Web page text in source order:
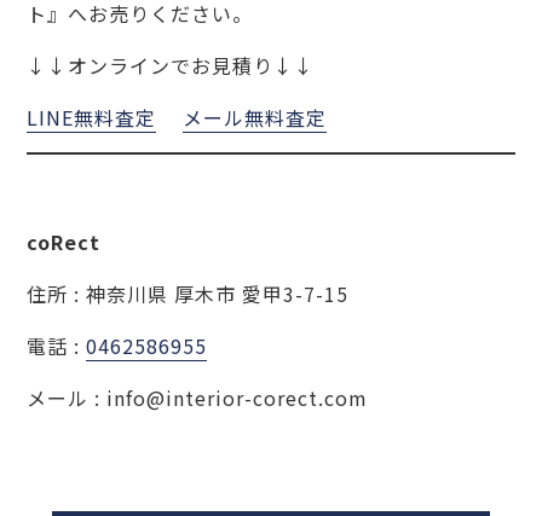
ト』へお売りください。
↓↓オンラインでお見積り↓↓
LINE無料査定
メール無料査定
coRect
住所 : 神奈川県 厚木市 愛甲3-7-15
電話 :0462586955
メール : info@interior-corect.com